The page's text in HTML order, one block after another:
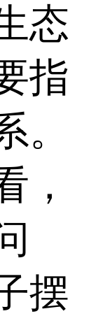
态
指
。
，
摆